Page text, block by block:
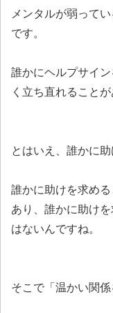
メンタルが弱って
です。
誰かにヘルプサイ
く立ち直れることが
とはいえ、誰かに
誰かに助けを求め
あり、誰かに助け
はないんですね。
そこで「温かい関